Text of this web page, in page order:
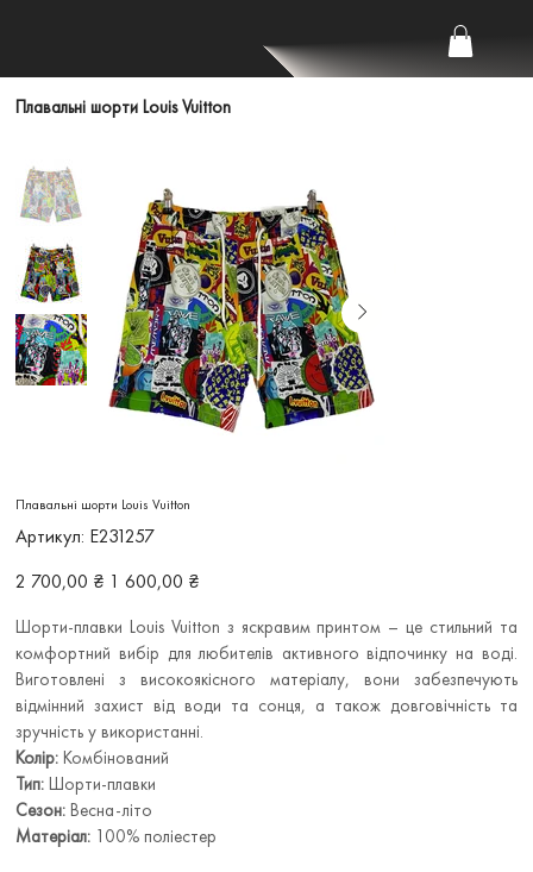
Плавальні шорти Louis Vuitton
Плавальні шорти Louis Vuitton
Артикул: Артикул
Е231257
Е231257
Звичайна
ціна
2 700,00 ₴
Ціна
зі1 600,00 ₴
Шорти-плавки Louis Vuitton з яскравим принтом – це стильний та
комфортний вибір для любителів активного відпочинку на воді.
Виготовлені з високоякісного матеріалу, вони забезпечують
відмінний захист від води та сонця, а також довговічність та
зручність у використанні.
Колір: Комбінований
Тип: Шорти-плавки
Сезон: Весна-літо
Матеріал: 100% поліестер